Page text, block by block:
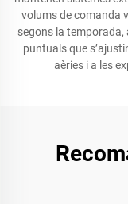
volums de comanda
segons la
puntuals que
aèries i a les